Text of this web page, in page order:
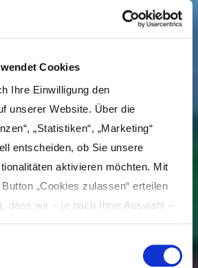
Cookies
Ihre Einwilligung den
unserer Website. Über die
„Statistiken“, „Marketing“
entscheiden, ob Sie unsere
aktivieren möchten. Mit
„Cookies zulassen“ erteilen
dass wir – je nach Ihrer Auswahl –
und Ihre Zugriffe auf unsere
und dabei Cookies verwenden